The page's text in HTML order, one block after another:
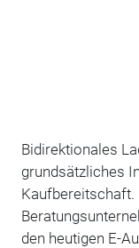
Bidirektionales
grundsätzliches
Kaufbereitschaft.
den heutigen E-